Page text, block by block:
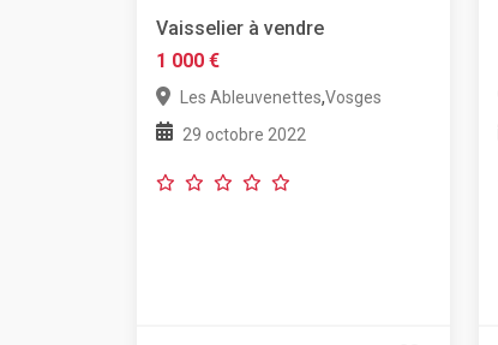
Vaisselier à vendre
1 000 €
Les Ableuvenettes,Vosges
29 octobre 2022